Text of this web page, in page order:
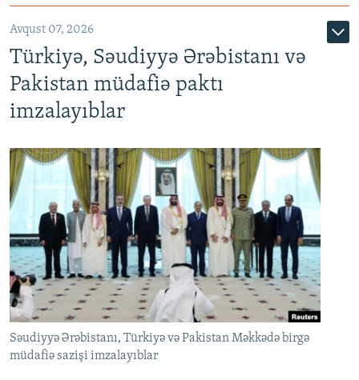
Avqust 07, 2026
Türkiyə, Səudiyyə Ərəbistanı və
Pakistan müdafiə paktı
imzalayıblar
Səudiyyə Ərəbistanı, Türkiyə və Pakistan Məkkədə birgə
müdafiə sazişi imzalayıblar